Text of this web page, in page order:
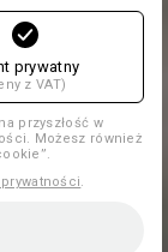
prywatny
z VAT)
przyszłość w
Możesz również
.